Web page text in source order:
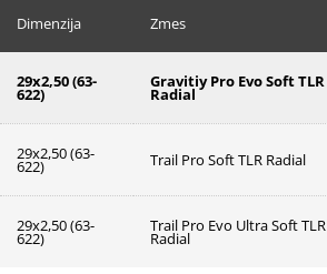
Dimenzija Zmes
29x2,50 (63-
622)
Gravitiy Pro Evo Soft TLR
Radial
29x2,50 (63-
622) Trail Pro Soft TLR Radial
29x2,50 (63-
622)
Trail Pro Evo Ultra Soft TLR
Radial